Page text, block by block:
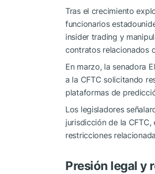
Tras el crecimiento
funcionarios
insider trading y
contratos relacionados
En marzo, la senadora
a la CFTC solicitando
plataformas de
Los legisladores
jurisdicción de la
restricciones
Presión legal y